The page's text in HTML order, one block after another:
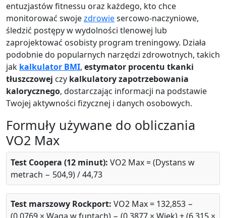
entuzjastów fitnessu oraz każdego, kto chce
monitorować swojezdrowiesercowo-naczyniowe,
śledzić postępy w wydolności tlenowej lub
zaprojektować osobisty program treningowy. Działa
podobnie do popularnych narzędzi zdrowotnych, takich
jak kalkulator BMI, estymator procentu tkanki
tłuszczowej czy kalkulatory zapotrzebowania
kalorycznego, dostarczając informacji na podstawie
Twojej aktywności fizycznej i danych osobowych.
Formuły używane do obliczania
VO2 Max
Test Coopera (12 minut): VO2 Max = (Dystans w
metrach − 504,9) / 44,73
Test marszowy Rockport: VO2 Max = 132,853 −